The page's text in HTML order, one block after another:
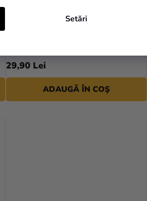
Setări
29,90 Lei
ADAUGĂ ÎN COŞ